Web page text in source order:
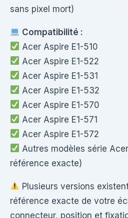
sans pixel mort)
Compatibilité :
Acer Aspire E1-510
Acer Aspire E1-522
Acer Aspire E1-531
Acer Aspire E1-532
Acer Aspire E1-570
Acer Aspire E1-571
Acer Aspire E1-572
Autres modèles série
référence exacte)
Plusieurs versions
référence exacte de votre
connecteur, position et